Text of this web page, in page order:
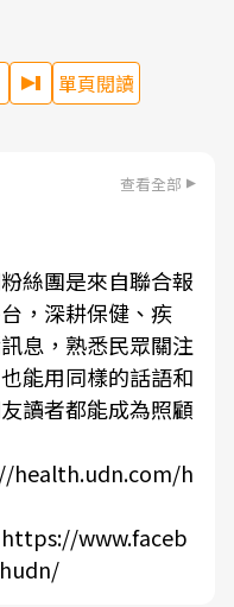
單頁閱讀
查看全部
絲團是來自聯合報
，深耕保健、疾
息，熟悉民眾關注
能用同樣的話語和
讀者都能成為照顧
health.udn.com/h
https://www.faceb